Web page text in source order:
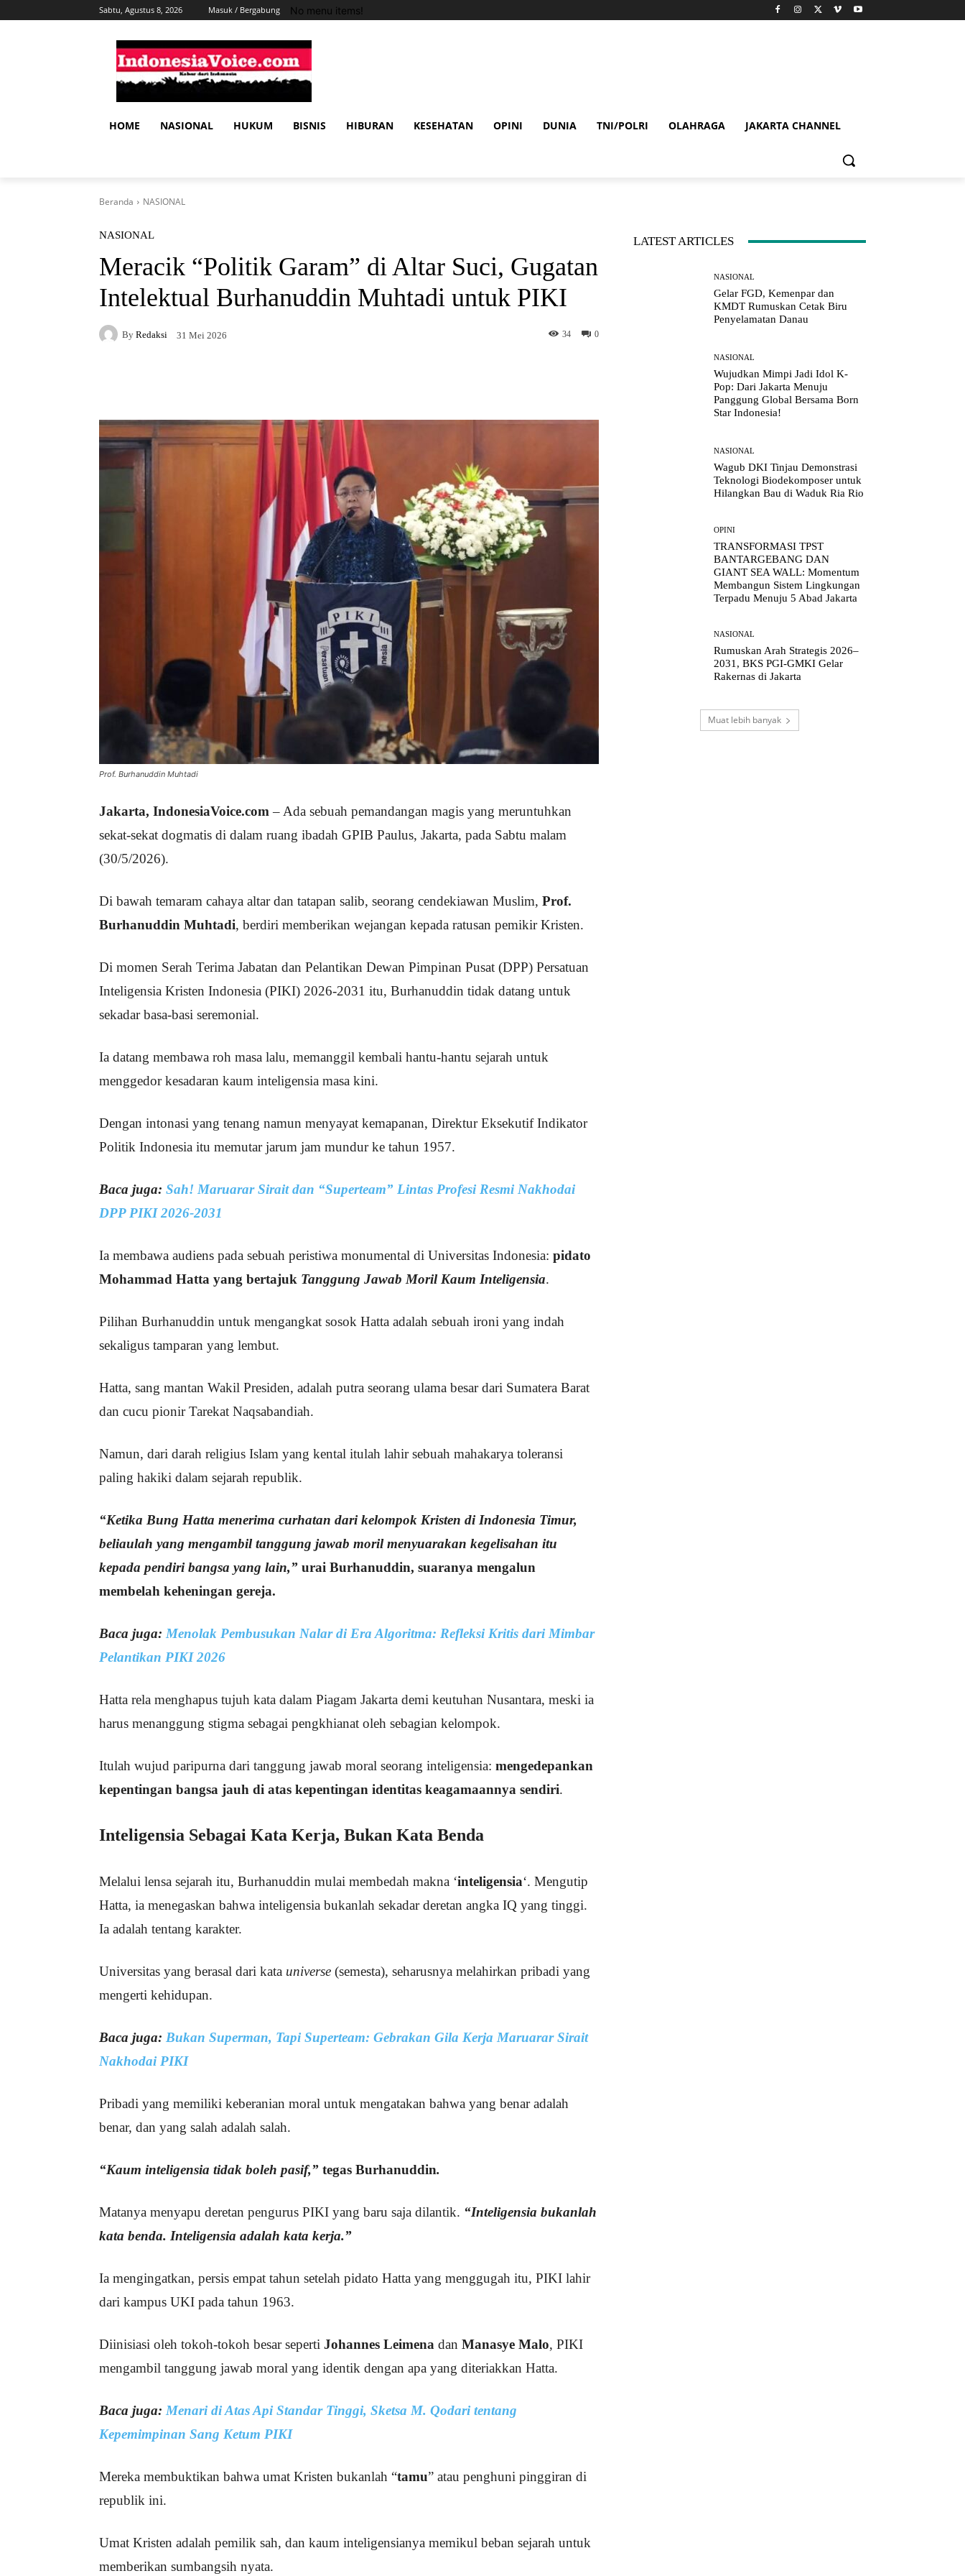
Sabtu, Agustus 8, 2026 Masuk / Bergabung No menu items!
HOME NASIONAL HUKUM BISNIS HIBURAN KESEHATAN OPINI DUNIA TNI/POLRI OLAHRAGA JAKARTA CHANNEL
Beranda NASIONAL
NASIONAL
Meracik “Politik Garam” di Altar Suci, Gugatan
Intelektual Burhanuddin Muhtadi untuk PIKI
By Redaksi 31 Mei 2026 0
34
Prof. Burhanuddin Muhtadi
Jakarta, IndonesiaVoice.com – Ada sebuah pemandangan magis yang meruntuhkan
sekat-sekat dogmatis di dalam ruang ibadah GPIB Paulus, Jakarta, pada Sabtu malam
(30/5/2026).
Di bawah temaram cahaya altar dan tatapan salib, seorang cendekiawan Muslim, Prof.
Burhanuddin Muhtadi, berdiri memberikan wejangan kepada ratusan pemikir Kristen.
Di momen Serah Terima Jabatan dan Pelantikan Dewan Pimpinan Pusat (DPP) Persatuan
Inteligensia Kristen Indonesia (PIKI) 2026-2031 itu, Burhanuddin tidak datang untuk
sekadar basa-basi seremonial.
Ia datang membawa roh masa lalu, memanggil kembali hantu-hantu sejarah untuk
menggedor kesadaran kaum inteligensia masa kini.
Dengan intonasi yang tenang namun menyayat kemapanan, Direktur Eksekutif Indikator
Politik Indonesia itu memutar jarum jam mundur ke tahun 1957.
Baca juga: Sah! Maruarar Sirait dan “Superteam” Lintas Profesi Resmi Nakhodai
DPP PIKI 2026-2031
Ia membawa audiens pada sebuah peristiwa monumental di Universitas Indonesia: pidato
Mohammad Hatta yang bertajuk Tanggung Jawab Moril Kaum Inteligensia.
Pilihan Burhanuddin untuk mengangkat sosok Hatta adalah sebuah ironi yang indah
sekaligus tamparan yang lembut.
Hatta, sang mantan Wakil Presiden, adalah putra seorang ulama besar dari Sumatera Barat
dan cucu pionir Tarekat Naqsabandiah.
Namun, dari darah religius Islam yang kental itulah lahir sebuah mahakarya toleransi
paling hakiki dalam sejarah republik.
“Ketika Bung Hatta menerima curhatan dari kelompok Kristen di Indonesia Timur,
beliaulah yang mengambil tanggung jawab moril menyuarakan kegelisahan itu
kepada pendiri bangsa yang lain,” urai Burhanuddin, suaranya mengalun
membelah keheningan gereja.
Baca juga: Menolak Pembusukan Nalar di Era Algoritma: Refleksi Kritis dari Mimbar
Pelantikan PIKI 2026
Hatta rela menghapus tujuh kata dalam Piagam Jakarta demi keutuhan Nusantara, meski ia
harus menanggung stigma sebagai pengkhianat oleh sebagian kelompok.
Itulah wujud paripurna dari tanggung jawab moral seorang inteligensia: mengedepankan
kepentingan bangsa jauh di atas kepentingan identitas keagamaannya sendiri.
Inteligensia Sebagai Kata Kerja, Bukan Kata Benda
Melalui lensa sejarah itu, Burhanuddin mulai membedah makna ‘inteligensia‘. Mengutip
Hatta, ia menegaskan bahwa inteligensia bukanlah sekadar deretan angka IQ yang tinggi.
Ia adalah tentang karakter.
Universitas yang berasal dari kata universe (semesta), seharusnya melahirkan pribadi yang
mengerti kehidupan.
Baca juga: Bukan Superman, Tapi Superteam: Gebrakan Gila Kerja Maruarar Sirait
Nakhodai PIKI
Pribadi yang memiliki keberanian moral untuk mengatakan bahwa yang benar adalah
benar, dan yang salah adalah salah.
“Kaum inteligensia tidak boleh pasif,” tegas Burhanuddin.
Matanya menyapu deretan pengurus PIKI yang baru saja dilantik. “Inteligensia bukanlah
kata benda. Inteligensia adalah kata kerja.”
Ia mengingatkan, persis empat tahun setelah pidato Hatta yang menggugah itu, PIKI lahir
dari kampus UKI pada tahun 1963.
Diinisiasi oleh tokoh-tokoh besar seperti Johannes Leimena dan Manasye Malo, PIKI
mengambil tanggung jawab moral yang identik dengan apa yang diteriakkan Hatta.
Baca juga: Menari di Atas Api Standar Tinggi, Sketsa M. Qodari tentang
Kepemimpinan Sang Ketum PIKI
Mereka membuktikan bahwa umat Kristen bukanlah “tamu” atau penghuni pinggiran di
republik ini.
Umat Kristen adalah pemilik sah, dan kaum inteligensianya memikul beban sejarah untuk
memberikan sumbangsih nyata.
LATEST ARTICLES
NASIONAL
Gelar FGD, Kemenpar dan
KMDT Rumuskan Cetak Biru
Penyelamatan Danau
NASIONAL
Wujudkan Mimpi Jadi Idol K-
Pop: Dari Jakarta Menuju
Panggung Global Bersama Born
Star Indonesia!
NASIONAL
Wagub DKI Tinjau Demonstrasi
Teknologi Biodekomposer untuk
Hilangkan Bau di Waduk Ria Rio
OPINI
TRANSFORMASI TPST
BANTARGEBANG DAN
GIANT SEA WALL: Momentum
Membangun Sistem Lingkungan
Terpadu Menuju 5 Abad Jakarta
NASIONAL
Rumuskan Arah Strategis 2026–
2031, BKS PGI-GMKI Gelar
Rakernas di Jakarta
Muat lebih banyak